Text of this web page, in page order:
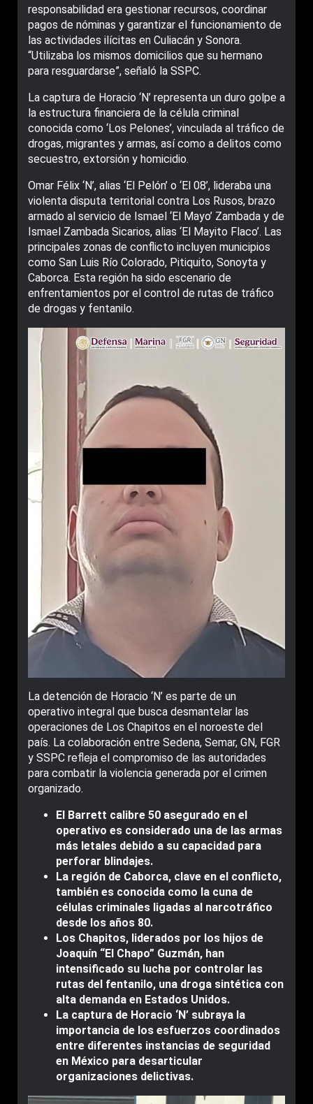
responsabilidad era gestionar recursos, coordinar
pagos de nóminas y garantizar el funcionamiento de
las actividades ilícitas en Culiacán y Sonora.
“Utilizaba los mismos domicilios que su hermano
para resguardarse”, señaló la SSPC.
La captura de Horacio ‘N’ representa un duro golpe a
la estructura financiera de la célula criminal
conocida como ‘Los Pelones’, vinculada al tráfico de
drogas, migrantes y armas, así como a delitos como
secuestro, extorsión y homicidio.
Omar Félix ‘N’, alias ‘El Pelón’ o ‘El 08’, lideraba una
violenta disputa territorial contra Los Rusos, brazo
armado al servicio de Ismael ‘El Mayo’ Zambada y de
Ismael Zambada Sicarios, alias ‘El Mayito Flaco’. Las
principales zonas de conflicto incluyen municipios
como San Luis Río Colorado, Pitiquito, Sonoyta y
Caborca. Esta región ha sido escenario de
enfrentamientos por el control de rutas de tráfico
de drogas y fentanilo.
La detención de Horacio ‘N’ es parte de un
operativo integral que busca desmantelar las
operaciones de Los Chapitos en el noroeste del
país. La colaboración entre Sedena, Semar, GN, FGR
y SSPC refleja el compromiso de las autoridades
para combatir la violencia generada por el crimen
organizado.
El Barrett calibre 50 asegurado en el
operativo es considerado una de las armas
más letales debido a su capacidad para
perforar blindajes.
La región de Caborca, clave en el conflicto,
también es conocida como la cuna de
células criminales ligadas al narcotráfico
desde los años 80.
Los Chapitos, liderados por los hijos de
Joaquín “El Chapo” Guzmán, han
intensificado su lucha por controlar las
rutas del fentanilo, una droga sintética con
alta demanda en Estados Unidos.
La captura de Horacio ‘N’ subraya la
importancia de los esfuerzos coordinados
entre diferentes instancias de seguridad
en México para desarticular
organizaciones delictivas.